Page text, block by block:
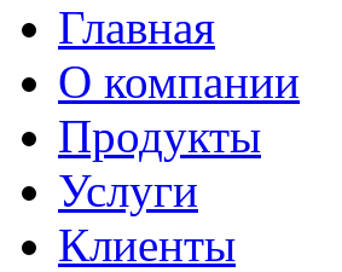
Главная
О компании
Продукты
Услуги
Клиенты